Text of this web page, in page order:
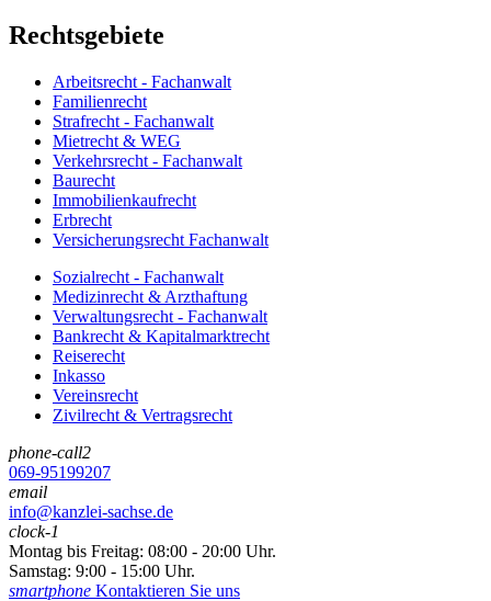
Rechtsgebiete
Arbeitsrecht - Fachanwalt
Familienrecht
Strafrecht - Fachanwalt
Mietrecht & WEG
Verkehrsrecht - Fachanwalt
Baurecht
Immobilienkaufrecht
Erbrecht
Versicherungsrecht Fachanwalt
Sozialrecht - Fachanwalt
Medizinrecht & Arzthaftung
Verwaltungsrecht - Fachanwalt
Bankrecht & Kapitalmarktrecht
Reiserecht
Inkasso
Vereinsrecht
Zivilrecht & Vertragsrecht
phone-call2
069-95199207
email
info@kanzlei-sachse.de
clock-1
Montag bis Freitag: 08:00 - 20:00 Uhr.
Samstag: 9:00 - 15:00 Uhr.
smartphone Kontaktieren Sie uns